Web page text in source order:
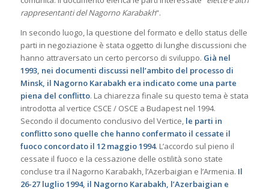
rappresentanti del Nagorno Karabakh“.
In secondo luogo, la questione del formato e dello status delle
parti in negoziazione è stata oggetto di lunghe discussioni che
hanno attraversato un certo percorso di sviluppo. Già nel
1993, nei documenti discussi nell’ambito del processo di
Minsk, il Nagorno Karabakh era indicato come una parte
piena del conflitto. La chiarezza finale su questo tema è stata
introdotta al vertice CSCE / OSCE a Budapest nel 1994.
Secondo il documento conclusivo del Vertice, le parti in
conflitto sono quelle che hanno confermato il cessate il
fuoco concordato il 12 maggio 1994. L’accordo sul pieno il
cessate il fuoco e la cessazione delle ostilità sono state
concluse tra il Nagorno Karabakh, l’Azerbaigian e l’Armenia. Il
26-27 luglio 1994, il Nagorno Karabakh, l’Azerbaigian e